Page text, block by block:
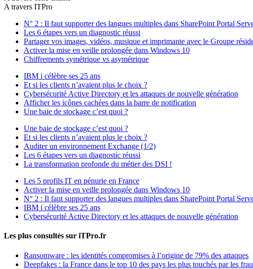
A travers ITPro
N° 2 : Il faut supporter des langues multiples dans SharePoint Portal
Les 6 étapes vers un diagnostic réussi
Partager vos images, vidéos, musique et imprimante avec le Groupe
Activer la mise en veille prolongée dans Windows 10
Chiffrements symétrique vs asymétrique
IBM i célèbre ses 25 ans
Et si les clients n’avaient plus le choix ?
Cybersécurité Active Directory et les attaques de nouvelle génération
Afficher les icônes cachées dans la barre de notification
Une baie de stockage c’est quoi ?
Une baie de stockage c’est quoi ?
Et si les clients n’avaient plus le choix ?
Auditer un environnement Exchange (1/2)
Les 6 étapes vers un diagnostic réussi
La transformation profonde du métier des DSI !
Les 5 profils IT en pénurie en France
Activer la mise en veille prolongée dans Windows 10
N° 2 : Il faut supporter des langues multiples dans SharePoint Portal
IBM i célèbre ses 25 ans
Cybersécurité Active Directory et les attaques de nouvelle génération
Les plus consultés sur iTPro.fr
Ransomware : les identités compromises à l’origine de 79% des attaques
Deepfakes : la France dans le top 10 des pays les plus touchés par les